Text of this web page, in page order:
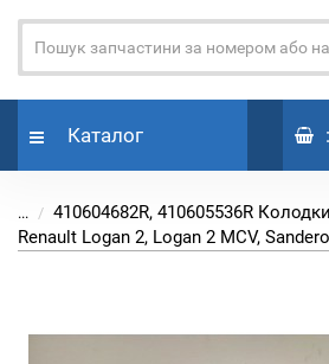
Каталог
...
410604682R, 410605536R
Renault Logan 2, Logan 2 MCV,